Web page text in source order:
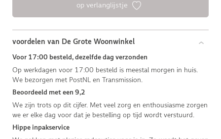
op verlanglijstje
voordelen van De Grote Woonwinkel
Voor 17:00 besteld, dezelfde dag verzonden
Op werkdagen voor 17:00 besteld is meestal morgen in huis.
We bezorgen met PostNL en Transmission.
Beoordeeld met een 9,2
We zijn trots op dit cijfer. Met veel zorg en enthousiasme zorgen
we er elke dag voor dat je bestelling op tijd wordt verstuurd.
Hippe inpakservice